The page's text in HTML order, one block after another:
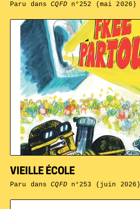
VIEILLE ÉCOLE
Paru dansCQFDn°253 (juin 2026)
Paru dansCQFDn°252 (mai 2026)